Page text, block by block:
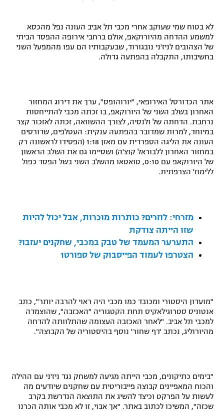
משתתפים וזוכים בפרסים
תקנון עבור פעילות אלקטרה
תקנון עבור פעילות ספורט 1 – "מרלן"
גיימינג E-Sports
תנאי שימוש
תקנון פעילות ספורט 1
רשיון להקרנה פומבית לבית עסק
הצטרפות לחבילת הערוצים
תגיות
המגזין
ספורט מוטורי
בייסבול MLB
ספורט אתגרי ואקסטרים
אומנויות לחימה
לא בטוח שמי שעוקב אחרי מכבי תל אביב העונה נפל מהכסא
למשמע ההדחה מהיורוקאפ, אולם ברחבי אירופה ההפסד הביתי
של הצהובים לניז'ני נובגורוד, שבעקבותיו הם עפו מהמפעל השני
בחשיבותו, התקבלה בהפתעה גדולה.
אתר הכדורסל האירופאי, "יורוהופס", ערך את דירוג המחזור
האחרון בשלב השני של היורוקאפ, בו זכתה מכבי להתייחסות
נרחבת. הדחתה של ולנסיה, לצורך ההשוואה, זכתה לאזכור קצר
במיוחד, למרות שמדובר בהפתעה ענקית: העטלפים, שדורסים
העונה את הליגה הספרדית עם מאזן 1:18 (הפסידו לראשונה רק
במחזור האחרון ללבוראל קוצ'ה) ושסיימו גם את השלב הראשון
של היורוקאפ עם 0:10, טואטאו מהשלב השני בשל הפסד כפול
ללימוז' הצרפתית.
מזרחי: לוזרים? כותרות מוכרות, אבל יכול להיות
שזו הייתה צודקת
התערער המעמד של טבק במכבי, שחקנים יעזבו?
הצטרפו לעמוד הפייסבוק של ספורט1
"מועדון היסטורי ומכובד כמו מכבי היה ראוי להרבה יותר", כתב
אנטוניס סטרוגילאקיס תחת הקטגוריה "האכזבה", שהוצמדה
למכבי תל אביב. "לאחר האכזבה העצומה שהתלוותה להדחה
מהיורוליג, נכתב 'דף שחור' נוסף בהיסטוריה של הקבוצה".
"בימים כתיקונים, מכבי הייתה מגיעה למשחק נגד ניז'ני עם ההילה
והכוח המאפיינים קבוצה פייבוריטית עם שחקנים שיודעים מה
לעשות על הפרקט וכיצד להשיג את התוצאה הנדרשת בקרב
שכזה", המשיכו לכתוב באתר. "אך אבוי, זו לא מכבי אותה הכרנו